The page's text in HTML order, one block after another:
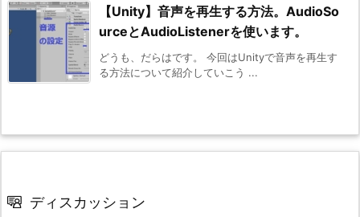
【Unity】音声を再生する方法。AudioSo
urceとAudioListenerを使います。
どうも、だらはです。 今回はUnityで音声を再生す
る方法について紹介していこう ...
ディスカッション